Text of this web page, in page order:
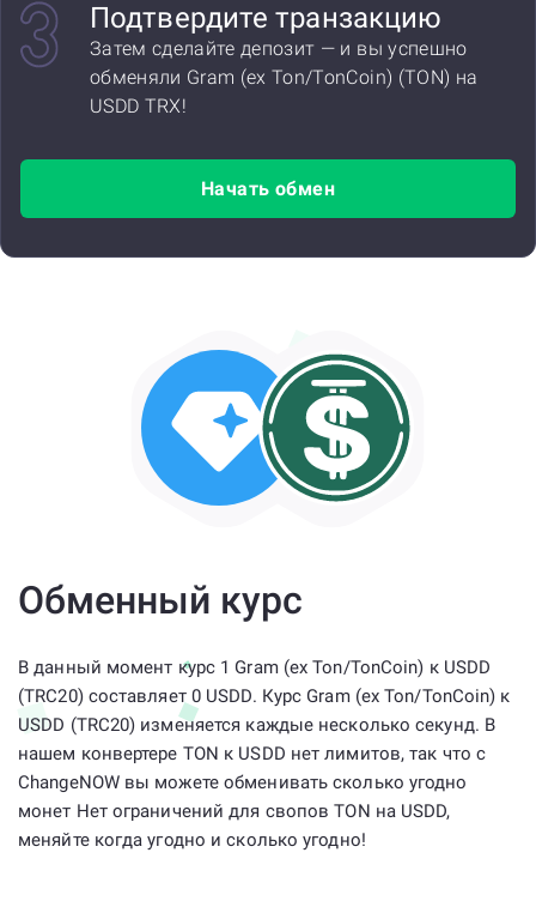
Подтвердите транзакцию
Затем сделайте депозит — и вы успешно
обменяли Gram (ex Ton/TonCoin) (TON) на
USDD TRX!
Начать обмен
Обменный курс
В данный момент курс 1 Gram (ex Ton/TonCoin) к USDD
(TRC20) составляет 0 USDD. Курс Gram (ex Ton/TonCoin) к
USDD (TRC20) изменяется каждые несколько секунд. В
нашем конвертере TON к USDD нет лимитов, так что с
ChangeNOW вы можете обменивать сколько угодно
монет Нет ограничений для свопов TON на USDD,
меняйте когда угодно и сколько угодно!